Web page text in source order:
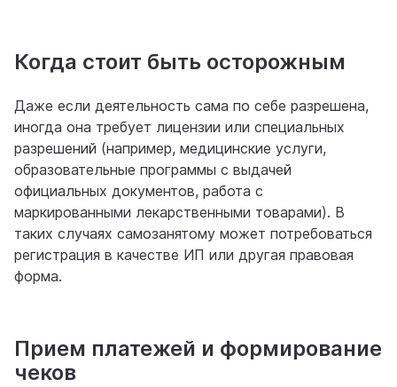
Когда стоит быть осторожным
Даже если деятельность сама по себе разрешена,
иногда она требует лицензии или специальных
разрешений (например, медицинские услуги,
образовательные программы с выдачей
официальных документов, работа с
маркированными лекарственными товарами). В
таких случаях самозанятому может потребоваться
регистрация в качестве ИП или другая правовая
форма.
Прием платежей и формирование
чеков